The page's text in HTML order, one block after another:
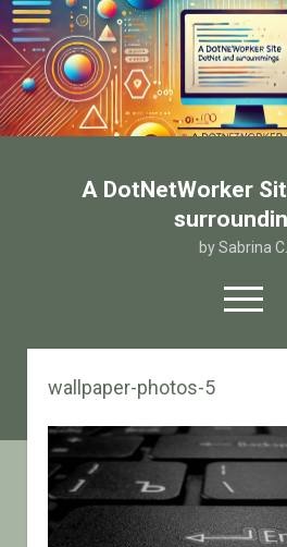
A DotNetWorker
by Sabrina C.
open
menu
twitter
Chi sono
Contatto
wallpaper-photos-5